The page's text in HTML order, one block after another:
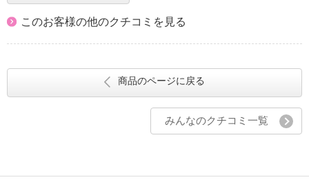
このお客様の他のクチコミを見る
商品のページに戻る
みんなのクチコミ一覧